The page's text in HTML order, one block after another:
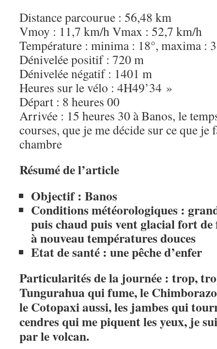
Distance parcourue : 56,48 km
Vmoy : 11,7 km/h Vmax : 52,7 km/h
Température : minima : 18°, maxima :
Dénivelée positif : 720 m
Dénivelée négatif : 1401 m
Heures sur le vélo : 4H49’34 »
Départ : 8 heures 00
Arrivée : 15 heures 30 à Banos, le
courses, que je me décide sur ce que je
chambre
Résumé de l’article
Objectif : Banos
Conditions météorologiques :
puis chaud puis vent glacial fort
à nouveau températures douces
Etat de santé : une pêche d’enfer
Particularités de la journée : trop,
Tungurahua qui fume, le
le Cotopaxi aussi, les jambes qui
cendres qui me piquent les yeux, je
par le volcan.